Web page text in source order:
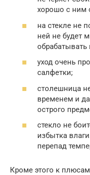
хорошо с ним
на стекле не
ней не будет
обрабатывать
уход очень
салфетки;
столешница
временем и
острого
стекло не
избытка
перепад
Кроме этого к